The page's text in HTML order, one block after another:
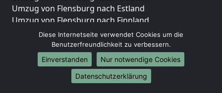
Umzug von Flensburg nach Estland
Umzug von Flensburg nach Finnland
Umzug von Flensburg nach Frankreich
Umzug von Flensburg nach Griechenland
Umzug von Flensburg nach Italien
Umzug von Flensburg nach Liechtenstein
Umzug von Flensburg nach Luxemburg
Diese Internetseite verwendet Cookies um die
Benutzerfreundlichkeit zu verbessern.
Einverstanden
Nur notwendige Cookies
Datenschutzerklärung